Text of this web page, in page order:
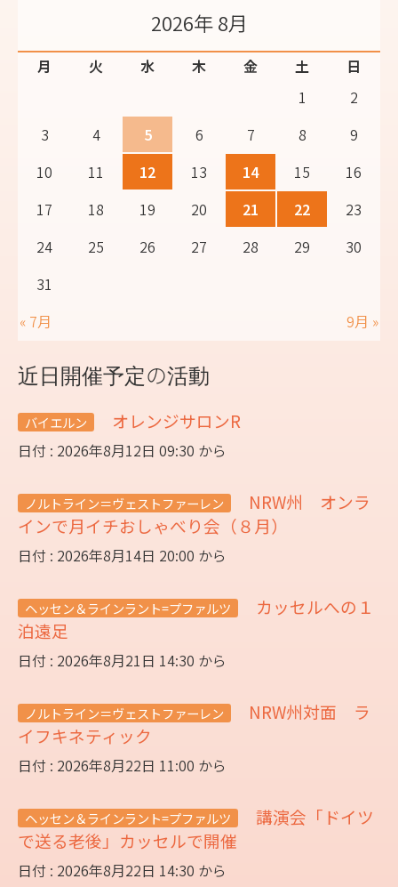
2026年 8月
月 火 水 木 金 土
日
1
2
3
4 5 6 7 8
9
10
11 12 13 14 15
16
17
18 19 20 21 22
23
24
25 26 27 28 29
30
31
« 7月
9月 »
近日開催予定の活動
バイエルン オレンジサロンR
日付 : 2026年8月12日 09:30 から
ノルトライン＝ヴェストファーレン
NRW州 オンラ
インで月イチおしゃべり会（８月）
日付 : 2026年8月14日 20:00 から
ヘッセン＆ラインラント=プファルツ
カッセルへの１
泊遠足
日付 : 2026年8月21日 14:30 から
ノルトライン＝ヴェストファーレン
NRW州対面 ラ
イフキネティック
日付 : 2026年8月22日 11:00 から
ヘッセン＆ラインラント=プファルツ
講演会「ドイツ
で送る老後」カッセルで開催
日付 : 2026年8月22日 14:30 から